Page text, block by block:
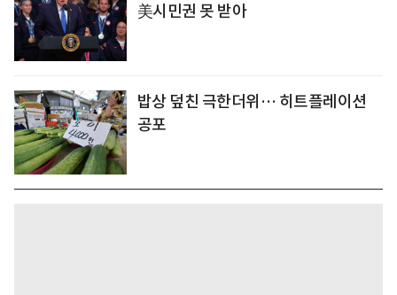
美시민권 못 받아
밥상 덮친 극한더위… 히트플레이션
공포